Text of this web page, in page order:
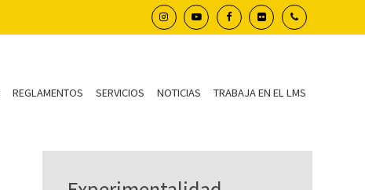
REGLAMENTOS SERVICIOS NOTICIAS TRABAJA EN EL LMS